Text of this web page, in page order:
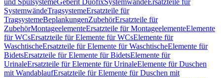
und SpülsystemeGeberit DuofixSystemwändeErsatzteile für
SystemwändeTragsystemeErsatzteile für
TragsystemeBeplankungenZubehörErsatzteile für
ZubehörMontageelementeErsatzteile für MontageelementeElemente
für WCsErsatzteile für Elemente für WCsElemente für
WaschtischeErsatzteile für Elemente für WaschtischeElemente für
BidetsErsatzteile für Elemente für BidetsElemente für
UrinaleErsatzteile für Elemente für UrinaleElemente für Duschen
mit WandablaufErsatzteile für Elemente für Duschen mit